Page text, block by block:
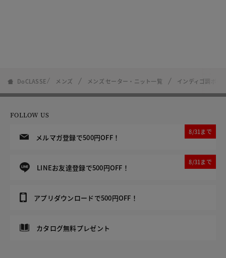
DoCLASSE メンズ メンズ セーター・ニット一覧 インディゴ調ボタ
FOLLOW US
メルマガ登録で500円OFF！
8/31まで
LINEお友達登録で500円OFF！
8/31まで
アプリダウンロードで500円OFF！
カタログ無料プレゼント